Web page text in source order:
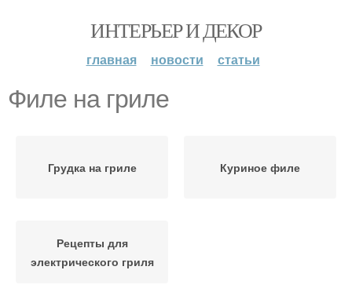
ИНТЕРЬЕР И ДЕКОР
главная новости статьи
Филе на гриле
Грудка на гриле Куриное филе
Рецепты для
электрического гриля